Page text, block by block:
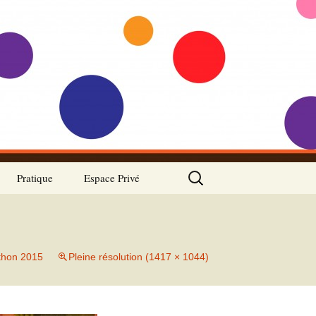
Pratique Espace Privé
Rechercher :
2015 Pleine résolution (1417 × 1044)